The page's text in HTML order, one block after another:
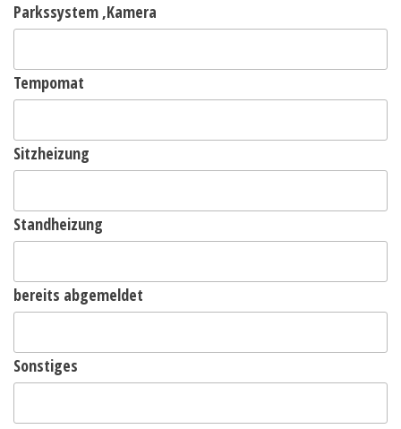
Parkssystem ,Kamera
Tempomat
Sitzheizung
Standheizung
bereits abgemeldet
Sonstiges